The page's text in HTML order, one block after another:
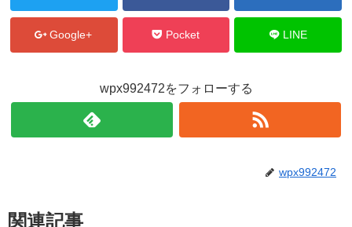
Google+ Pocket LINE
wpx992472をフォローする
wpx992472
関連記事